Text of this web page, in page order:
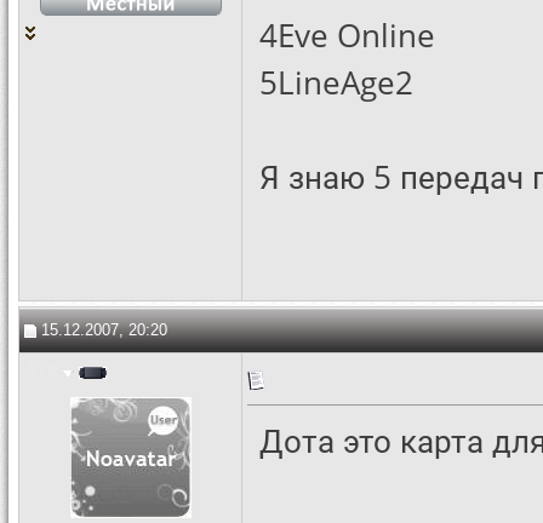
4Eve Online
5LineAge2
Я знаю 5 передач
15.12.2007, 20:20
Дота это карта